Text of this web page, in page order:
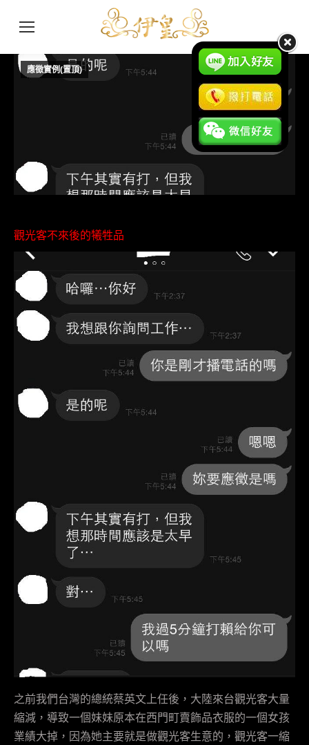
9 月
27
2017
應徵實例(置頂)
觀光客不來後的犧牲品
之前我們台灣的總統蔡英文上任後，大陸來台觀光客大量
縮減，導致一個妹妹原本在西門町賣飾品衣服的一個女孩
業績大掉，因為她主要就是做觀光客生意的，觀光客一縮